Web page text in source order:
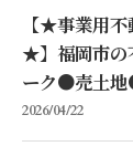
【★事業用
★】福岡市の
ーク●売土
2026/04/22